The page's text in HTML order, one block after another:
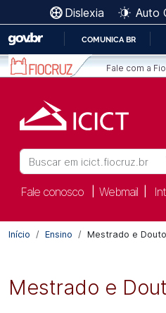
Ir para o conteúdo [1]
Ir para o menu [2]
Ir para a Busca [3]
IR
COMUNICA BR
Fale com a
Dislexia Auto
Buscar
Fale conosco Webmail
Início Ensino Mestrado e
Mestrado e